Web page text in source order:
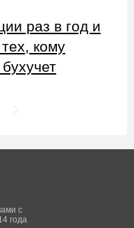
раз в год и
кому
с
года